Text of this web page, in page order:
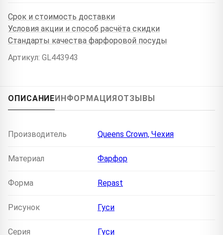
Срок и стоимость доставки
Условия акции и способ расчёта скидки
Стандарты качества фарфоровой посуды
Артикул: GL443943
ОПИСАНИЕИНФОРМАЦИЯОТЗЫВЫ
Производитель Queens Crown, Чехия
Материал Фарфор
Форма Repast
Рисунок Гуси
Серия Гуси